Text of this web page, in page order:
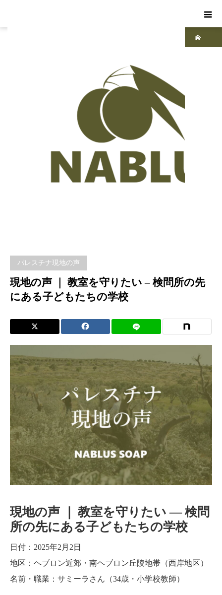
を守
検問
所の
先に
ある
もた
ちの
学校
パレスチナ現地の声
現地の声 ｜ 教室を守りたい – 検問所の先
にある子どもたちの学校
現地の声 ｜ 教室を守りたい — 検問
所の先にある子どもたちの学校
日付：2025年2月2日
地区：ヘブロン近郊・南ヘブロン丘陵地帯（西岸地区）
名前・職業：サミーラさん（34歳・小学校教師）